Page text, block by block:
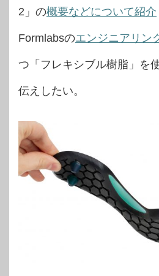
2」の概要などについて紹介
Formlabsのエンジニアリン
つ「フレキシブル樹脂」を
伝えしたい。